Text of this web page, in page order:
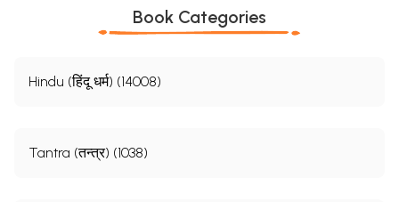
Book Categories
Hindu (हिंदू धर्म) (14008)
Tantra (तन्त्र) (1038)